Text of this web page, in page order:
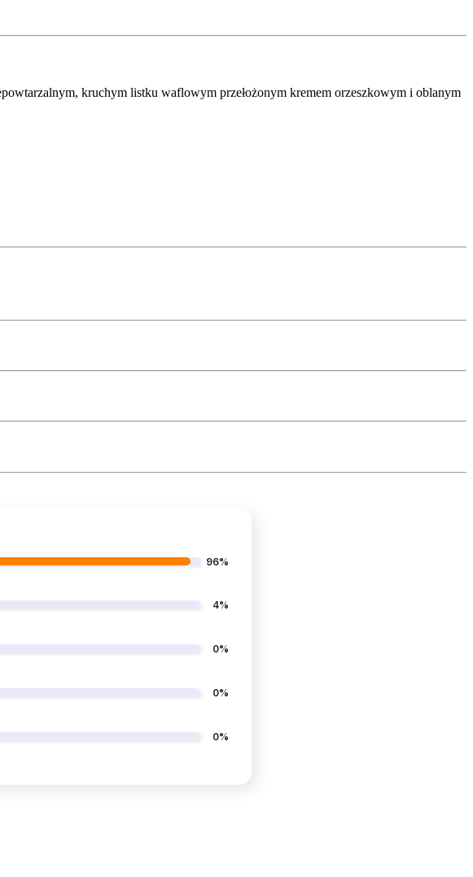
kruchym listku waflowym przełożonym kremem orzeszkowym i oblanym
96%
4%
0%
0%
0%